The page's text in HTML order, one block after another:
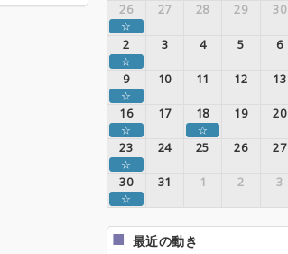
26
27 28 29 30
☆
2 3 4 5 6
☆
9 10 11 12 13
☆
16 17 18 19 20
☆ ☆
23 24 25 26 27
☆
30 31 1 2 3
☆
最近の動き